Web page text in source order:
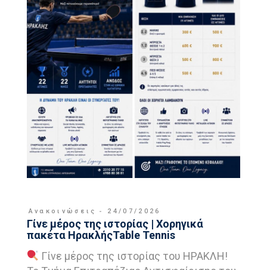
Ανακοινώσεις 24/07/2026
Γίνε μέρος της ιστορίας | Χορηγικά
πακέτα ΗρακλήςTable Tennis
Γίνε μέρος της ιστορίας του ΗΡΑΚΛΗ!